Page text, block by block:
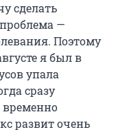
сделать
—
Поэтому
я был в
упала
сразу
временно
развит очень